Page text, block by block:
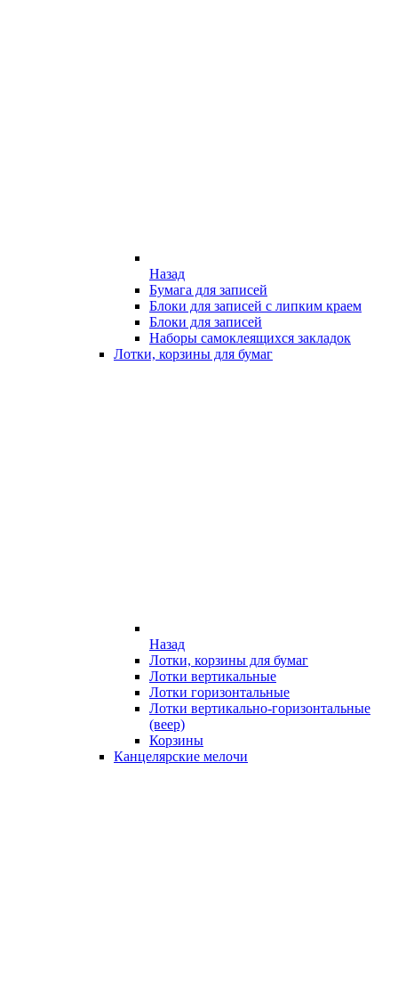
Назад
Бумага для записей
Блоки для записей с липким краем
Блоки для записей
Наборы самоклеящихся закладок
Лотки, корзины для бумаг
Назад
Лотки, корзины для бумаг
Лотки вертикальные
Лотки горизонтальные
Лотки вертикально-горизонтальные
(веер)
Корзины
Канцелярские мелочи